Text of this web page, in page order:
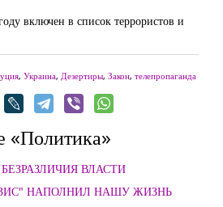
включен в список террористов и
, Украина, Дезертиры, Закон, телепропаганда
«Политика»
ВЛАСТИ
НАПОЛНИЛ НАШУ ЖИЗНЬ